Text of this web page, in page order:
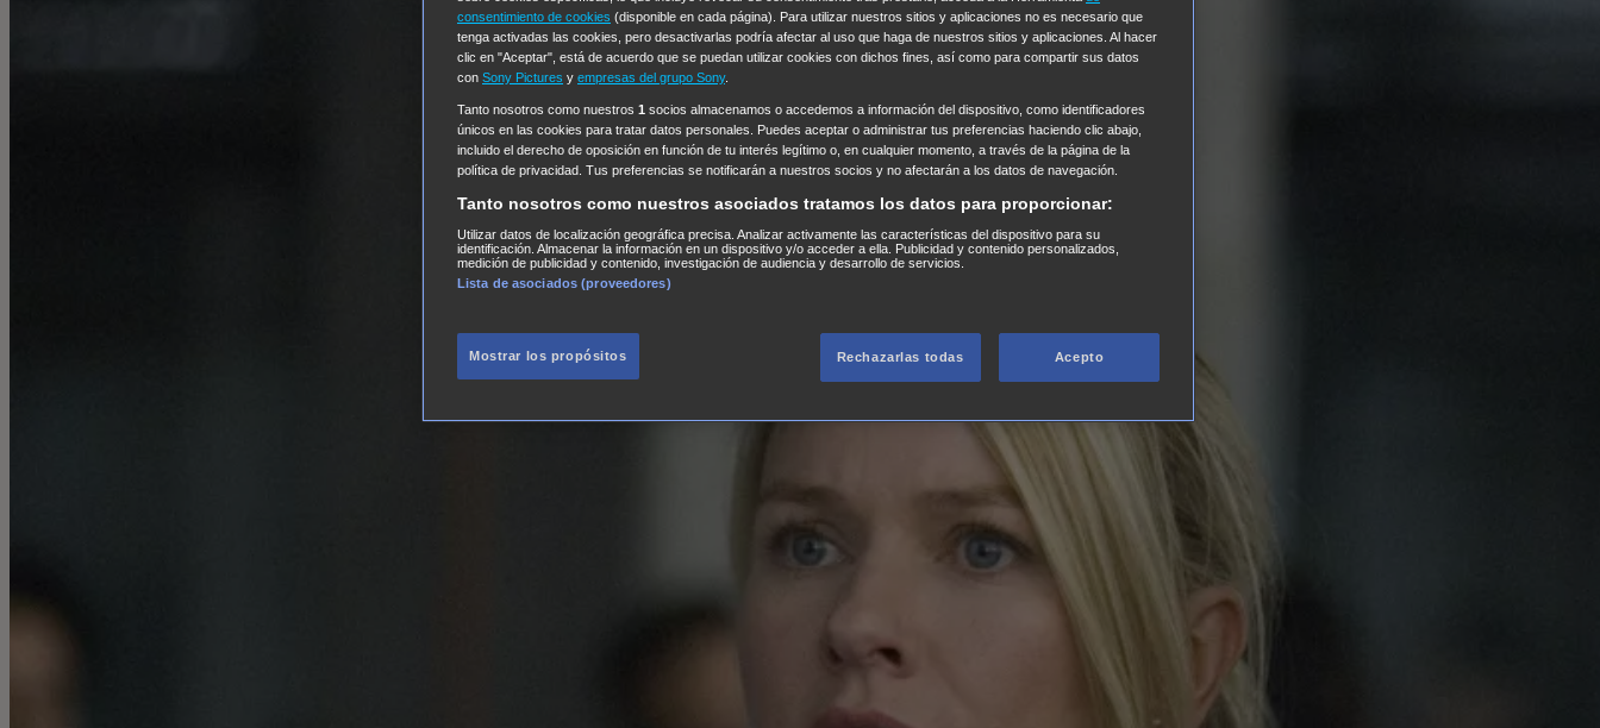
consentimiento de cookies (disponible en cada página). Para utilizar nuestros sitios y aplicaciones no es necesario que
tenga activadas las cookies, pero desactivarlas podría afectar al uso que haga de nuestros sitios y aplicaciones. Al hacer
clic en "Aceptar", está de acuerdo que se puedan utilizar cookies con dichos fines, así como para compartir sus datos
con Sony Pictures y empresas del grupo Sony.
Tanto nosotros como nuestros 1 socios almacenamos o accedemos a información del dispositivo, como identificadores
únicos en las cookies para tratar datos personales. Puedes aceptar o administrar tus preferencias haciendo clic abajo,
incluido el derecho de oposición en función de tu interés legítimo o, en cualquier momento, a través de la página de la
política de privacidad. Tus preferencias se notificarán a nuestros socios y no afectarán a los datos de navegación.
Tanto nosotros como nuestros asociados tratamos los datos para proporcionar:
Utilizar datos de localización geográfica precisa. Analizar activamente las características del dispositivo para su
identificación. Almacenar la información en un dispositivo y/o acceder a ella. Publicidad y contenido personalizados,
medición de publicidad y contenido, investigación de audiencia y desarrollo de servicios.
Lista de asociados (proveedores)
Mostrar los propósitos Rechazarlas todas Acepto